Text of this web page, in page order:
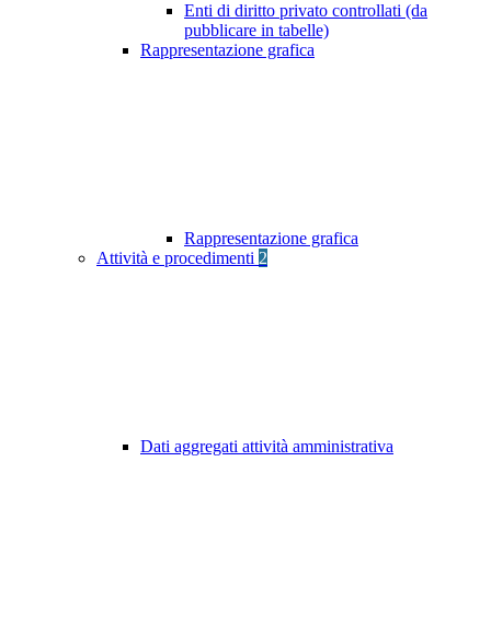
Enti di diritto privato controllati (da
pubblicare in tabelle)
Rappresentazione grafica
Rappresentazione grafica
Attività e procedimenti 2
Dati aggregati attività amministrativa